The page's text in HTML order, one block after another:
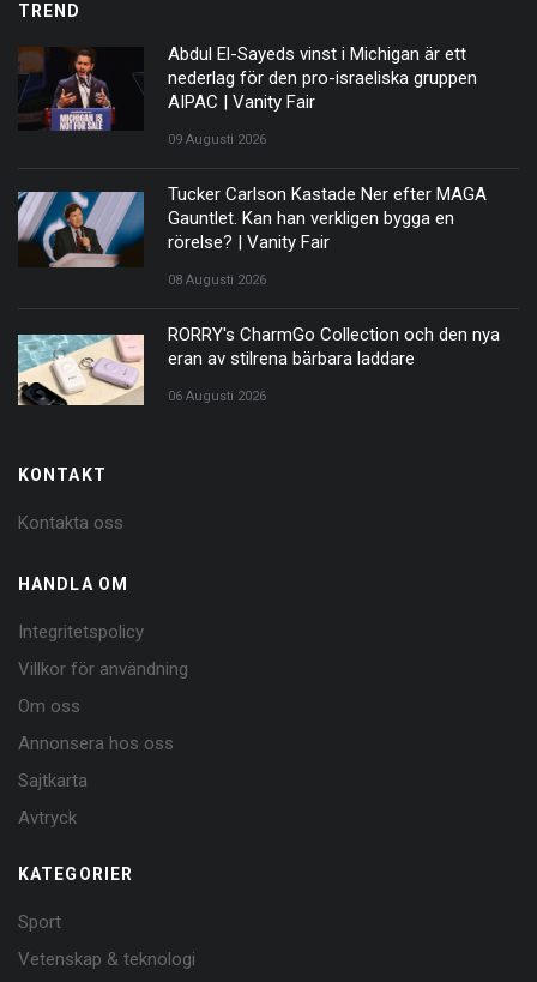
TREND
Abdul El-Sayeds vinst i Michigan är ett
nederlag för den pro-israeliska gruppen
AIPAC | Vanity Fair
09 Augusti 2026
Tucker Carlson Kastade Ner efter MAGA
Gauntlet. Kan han verkligen bygga en
rörelse? | Vanity Fair
08 Augusti 2026
RORRY's CharmGo Collection och den nya
eran av stilrena bärbara laddare
06 Augusti 2026
KONTAKT
Kontakta oss
HANDLA OM
Integritetspolicy
Villkor för användning
Om oss
Annonsera hos oss
Sajtkarta
Avtryck
KATEGORIER
Sport
Vetenskap & teknologi